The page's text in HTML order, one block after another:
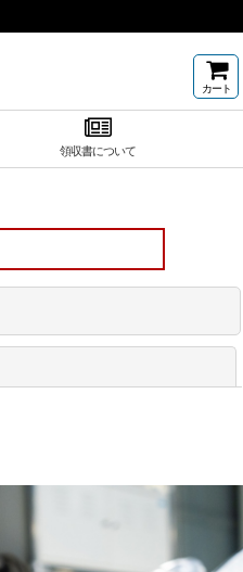
カート
領収書について